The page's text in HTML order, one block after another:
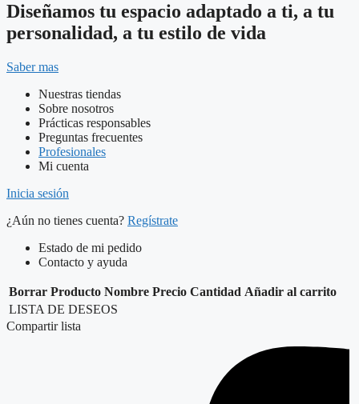
Diseñamos tu espacio adaptado a ti, a tu
personalidad, a tu estilo de vida
Saber mas
Nuestras tiendas
Sobre nosotros
Prácticas responsables
Preguntas frecuentes
Profesionales
Mi cuenta
Inicia sesión
¿Aún no tienes cuenta? Regístrate
Estado de mi pedido
Contacto y ayuda
Borrar Producto Nombre Precio Cantidad Añadir al carrito
LISTA DE DESEOS
Compartir lista